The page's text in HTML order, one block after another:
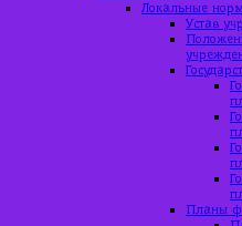
Локальные
Устав
Планы